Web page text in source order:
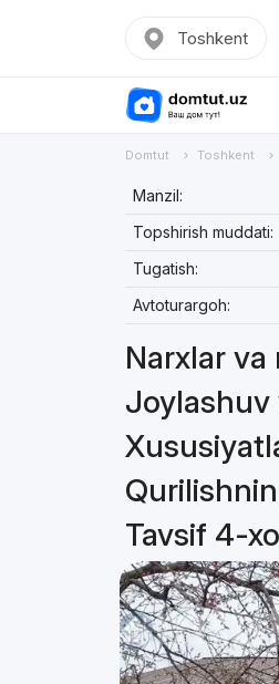
Toshkent
Domtut Toshkent
Manzil:
Topshirish muddati:
Tugatish:
Avtoturargoh:
Narxlar
Joylashuv
Tavsif 4-